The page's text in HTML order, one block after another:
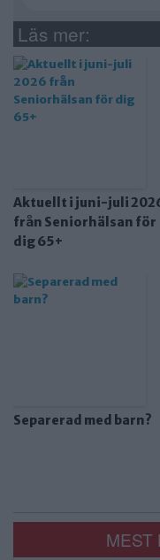
Läs mer:
Aktuellt i juni-juli
från Seniorhälsan för
dig 65+
Separerad med barn?
MEST